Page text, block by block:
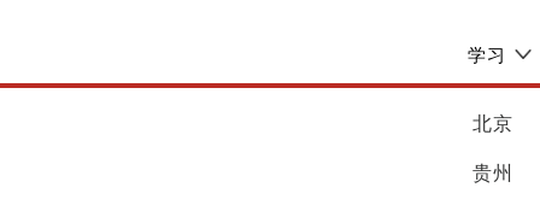
学习
北京
贵州